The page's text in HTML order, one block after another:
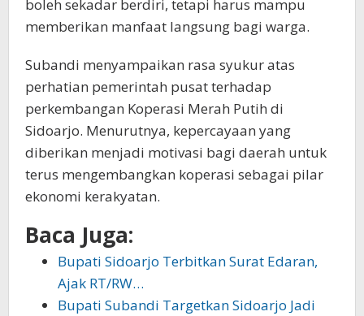
boleh sekadar berdiri, tetapi harus mampu
memberikan manfaat langsung bagi warga.
Subandi menyampaikan rasa syukur atas
perhatian pemerintah pusat terhadap
perkembangan Koperasi Merah Putih di
Sidoarjo. Menurutnya, kepercayaan yang
diberikan menjadi motivasi bagi daerah untuk
terus mengembangkan koperasi sebagai pilar
ekonomi kerakyatan.
Baca Juga:
Bupati Sidoarjo Terbitkan Surat Edaran,
Ajak RT/RW…
Bupati Subandi Targetkan Sidoarjo Jadi